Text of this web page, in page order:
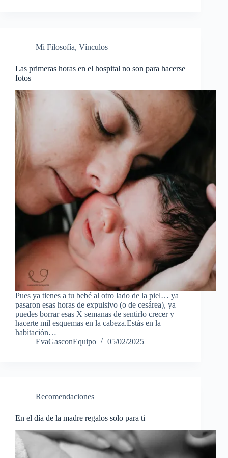
Mi Filosofía, Vínculos
Las primeras horas en el hospital no son para hacerse
fotos
Pues ya tienes a tu bebé al otro lado de la piel… ya
pasaron esas horas de expulsivo (o de cesárea), ya
puedes borrar esas X semanas de sentirlo crecer y
hacerte mil esquemas en la cabeza.Estás en la
habitación…
EvaGasconEquipo
05/02/2025
Recomendaciones
En el día de la madre regalos solo para ti